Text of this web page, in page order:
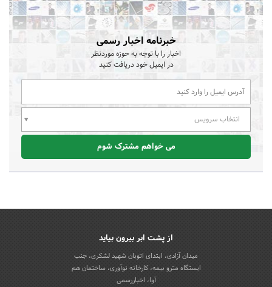
خبرنامه اخبار رسمی
اخبار را با توجه به حوزه موردنظر
در ایمیل خود دریافت کنید
انتخاب سرویس
می خواهم مشترک شوم
از پشت ابر بیرون بیاید
میدان آزادی، ابتدای اتوبان شهید لشکری، جنب
ایستگاه مترو بیمه، کارخانه نوآوری، ساختمان هم
آوا، اخباررسمی